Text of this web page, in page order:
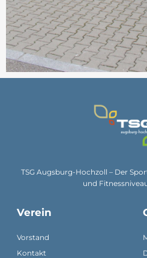
TSG Augsburg-Hochzoll – Der
und
Verein
Vorstand
Kontakt